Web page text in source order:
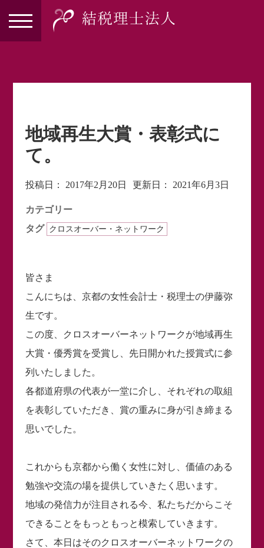
地域再生大賞・表彰式に
て。
投稿日： 2017年2月20日 更新日： 2021年6月3日
カテゴリー
タグ
クロスオーバー・ネットワーク
皆さま
こんにちは、京都の女性会計士・税理士の伊藤弥
生です。
この度、クロスオーバーネットワークが地域再生
大賞・優秀賞を受賞し、先日開かれた授賞式に参
列いたしました。
各都道府県の代表が一堂に介し、それぞれの取組
を表彰していただき、賞の重みに身が引き締まる
思いでした。
これからも京都から働く女性に対し、価値のある
勉強や交流の場を提供していきたく思います。
地域の発信力が注目される今、私たちだからこそ
できることをもっともっと模索していきます。
さて、本日はそのクロスオーバーネットワークの